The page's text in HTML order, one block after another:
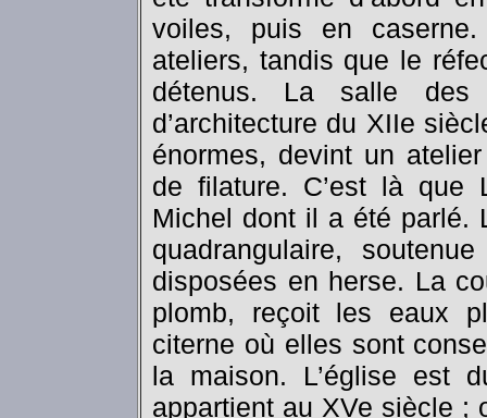
voiles, puis en
ateliers, tandis que le
détenus. La salle des
d’architecture du XIIe
énormes, devint un
de filature. C’est là que
Michel dont il a été parlé.
quadrangulaire,
disposées en herse. La
plomb, reçoit les eaux
citerne où elles sont
la maison. L’église est
appartient au XVe siècle ;